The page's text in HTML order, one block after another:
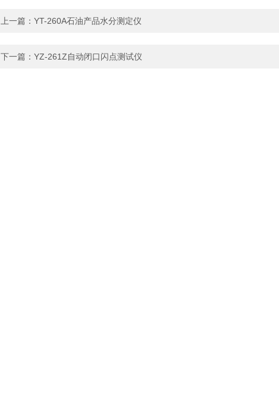
上一篇： YT-260A石油产品水分测定仪
下一篇： YZ-261Z自动闭口闪点测试仪